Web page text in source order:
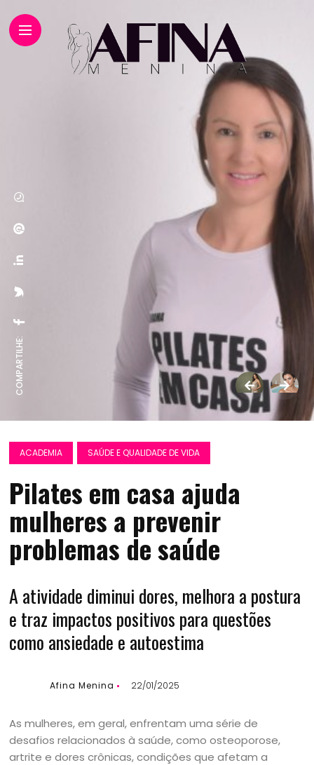
COMPARTILHE:
ACADEMIA SAÚDE E QUALIDADE DE VIDA
Pilates em casa ajuda
mulheres a prevenir
problemas de saúde
A atividade diminui dores, melhora a postura
e traz impactos positivos para questões
como ansiedade e autoestima
Afina Menina 22/01/2025
As mulheres, em geral, enfrentam uma série de
desafios relacionados à saúde, como osteoporose,
artrite e dores crônicas, condições que afetam a